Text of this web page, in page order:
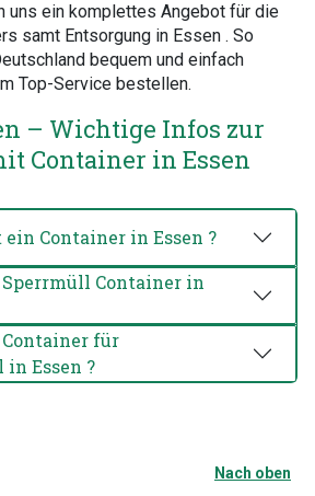
uns ein komplettes Angebot für die
samt Entsorgung in Essen . So
bequem und einfach
Top-Service bestellen.
– Wichtige Infos zur
Container in Essen
Wie viel kostet ein Container in Essen ?
Container in
für
Baumischabfall in Essen ?
Nach oben